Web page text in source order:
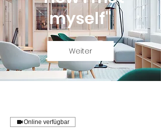
myself"
Weiter
Online verfügbar